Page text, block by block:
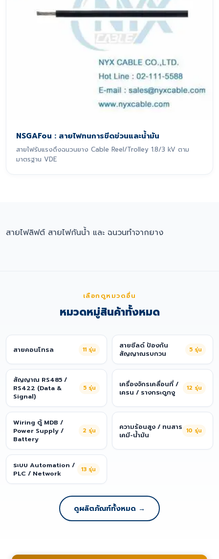
NSGAFou : สายไฟทนการขีดข่วนและน้ำมัน
สายไฟรับแรงดึงฉนวนยาง Cable Reel/Trolley 1.8/3 kV ตาม
มาตรฐาน VDE
สายไฟลิฟต์ สายไฟกันน้ำ และ ฉนวนทำจากยาง
เลือกดูหมวดอื่น
หมวดหมู่สินค้าทั้งหมด
สายคอนโทรล 11 รุ่น
สายชีลด์ ป้องกัน
สัญญาณรบกวน
5 รุ่น
สัญญาณ RS485 /
RS422 (Data &
Signal)
5 รุ่น
เครื่องจักรเคลื่อนที่ /
เครน / รางกระดูกงู
12 รุ่น
Wiring ตู้ MDB /
Power Supply /
Battery
2 รุ่น
ความร้อนสูง / ทนสาร
เคมี-น้ำมัน
10 รุ่น
ระบบ Automation /
PLC / Network
13 รุ่น
ดูผลิตภัณฑ์ทั้งหมด →